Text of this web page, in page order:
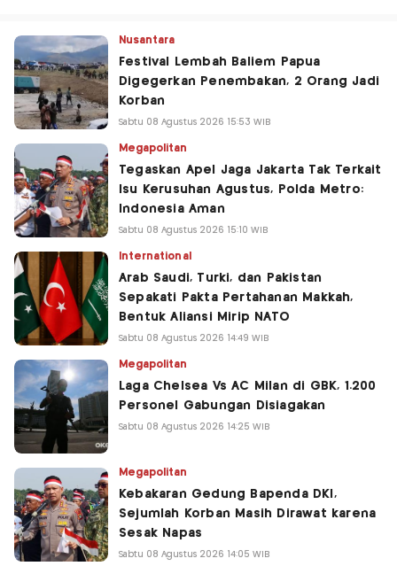
Nusantara
Festival Lembah Baliem Papua
Digegerkan Penembakan, 2 Orang Jadi
Korban
Sabtu 08 Agustus 2026 15:53 WIB
Megapolitan
Tegaskan Apel Jaga Jakarta Tak Terkait
Isu Kerusuhan Agustus, Polda Metro:
Indonesia Aman
Sabtu 08 Agustus 2026 15:10 WIB
International
Arab Saudi, Turki, dan Pakistan
Sepakati Pakta Pertahanan Makkah,
Bentuk Aliansi Mirip NATO
Sabtu 08 Agustus 2026 14:49 WIB
Megapolitan
Laga Chelsea Vs AC Milan di GBK, 1.200
Personel Gabungan Disiagakan
Sabtu 08 Agustus 2026 14:25 WIB
Megapolitan
Kebakaran Gedung Bapenda DKI,
Sejumlah Korban Masih Dirawat karena
Sesak Napas
Sabtu 08 Agustus 2026 14:05 WIB